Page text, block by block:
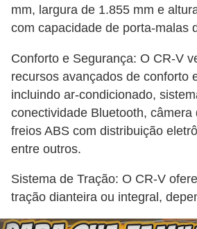
mm, largura de 1.855 mm e
com capacidade de porta-malas
Conforto e Segurança: O CR-V
recursos avançados de conforto
incluindo ar-condicionado,
conectividade Bluetooth, câmera
freios ABS com distribuição
entre outros.
Sistema de Tração: O CR-V
tração dianteira ou integral,